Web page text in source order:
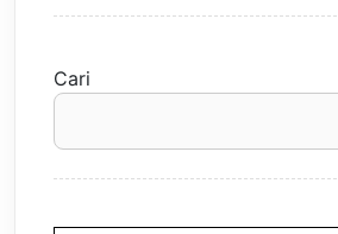
Cari